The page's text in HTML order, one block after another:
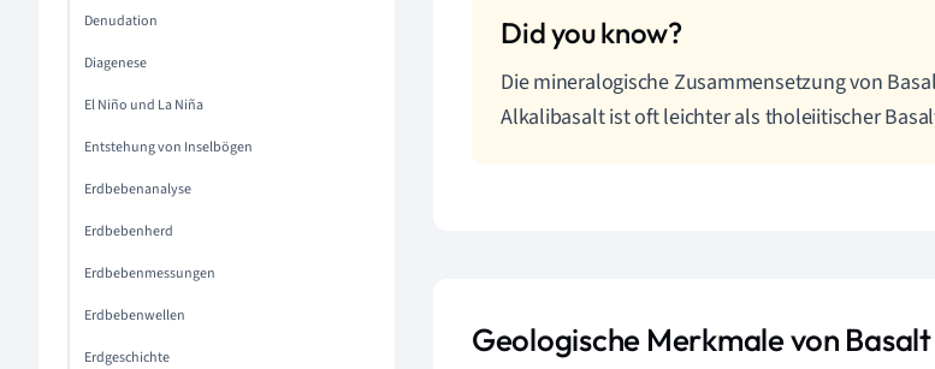
Denudation
Diagenese
El Niño und La Niña
Entstehung von Inselbögen
Erdbebenanalyse
Erdbebenherd
Erdbebenmessungen
Erdbebenwellen
Erdgeschichte
Die mineralogische Zusammensetzung von
Alkalibasalt ist oft leichter als tholeiitischer
Geologische Merkmale von Basalt